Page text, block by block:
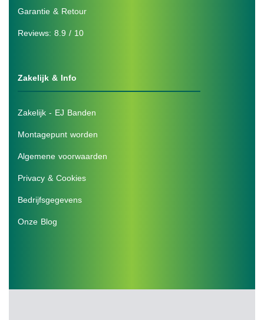
Garantie & Retour
Reviews: 8.9 / 10
Zakelijk & Info
Zakelijk - EJ Banden
Montagepunt worden
Algemene voorwaarden
Privacy & Cookies
Bedrijfsgegevens
Onze Blog